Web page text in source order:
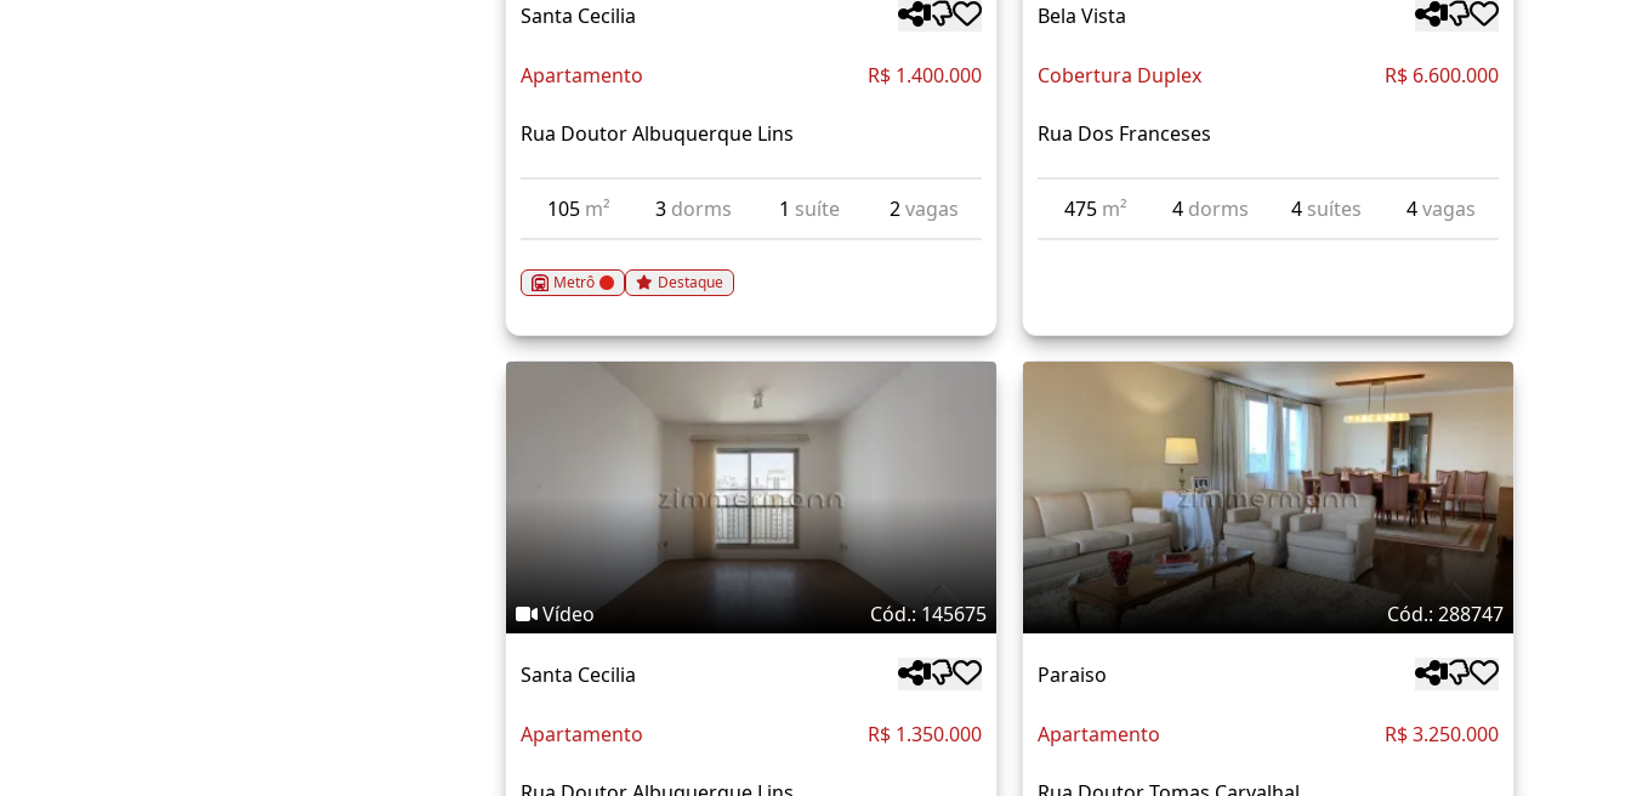
Santa Cecilia
Apartamento R$ 1.400.000
Rua Doutor Albuquerque Lins
105 m² 3 dorms 1 suíte 2vagas
Metrô Destaque
Bela Vista
Cobertura Duplex R$ 6.600.000
Rua Dos Franceses
475 m² 4 dorms 4 suítes 4vagas
Vídeo Cód.: 145675
Santa Cecilia
Apartamento R$ 1.350.000
Cód.: 288747
Paraiso
Apartamento R$ 3.250.000